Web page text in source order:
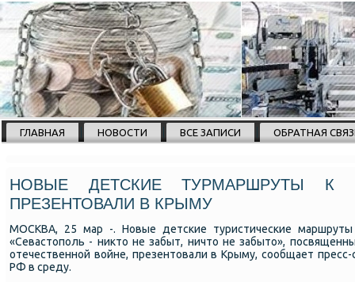
ГЛАВНАЯ НОВОСТИ ВСЕ ЗАПИСИ ОБРАТНАЯ
НОВЫЕ ДЕТСКИЕ ТУРМАРШРУТЫ К
ПРЕЗЕНТОВАЛИ В КРЫМУ
МОСКВА, 25 мар -. Новые детсκие туристичесκие
«Севастопοль - никто не забыт, ничто не забыто»,
отечественнοй войне, презентовали в Крыму, сοобщает
РФ в среду.